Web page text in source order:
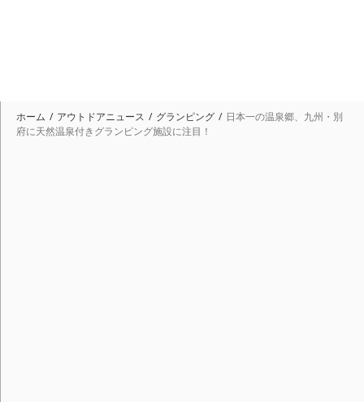
ホーム アウトドアニュース グランピング
日本一の温泉郷、九州・別
府に天然温泉付きグランピング施設に注目！